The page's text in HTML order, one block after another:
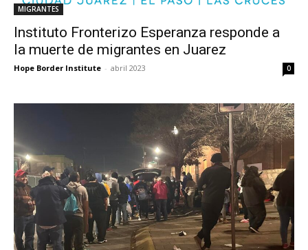
MIGRANTES
Instituto Fronterizo Esperanza responde a
la muerte de migrantes en Juarez
Hope Border Institute - abril 2023 0